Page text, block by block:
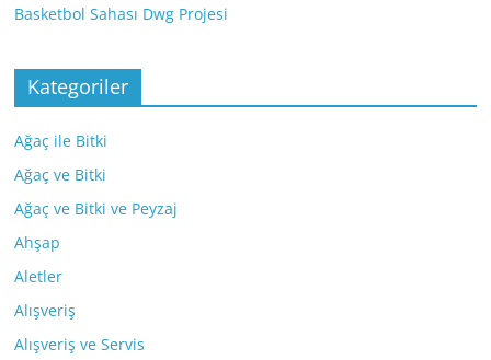
Basketbol Sahası Dwg Projesi
Kategoriler
Ağaç ile Bitki
Ağaç ve Bitki
Ağaç ve Bitki ve Peyzaj
Ahşap
Aletler
Alışveriş
Alışveriş ve Servis